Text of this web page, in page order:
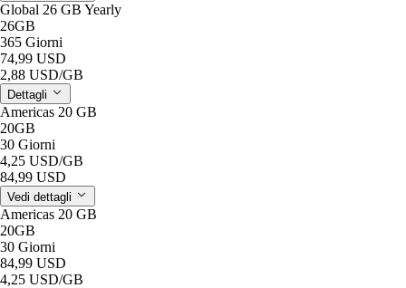
Global 26 GB Yearly
26GB
365 Giorni
74,99 USD
2,88 USD/GB
Dettagli
Americas 20 GB
20GB
30 Giorni
4,25 USD/GB
84,99 USD
Vedi dettagli
Americas 20 GB
20GB
30 Giorni
84,99 USD
4,25 USD/GB